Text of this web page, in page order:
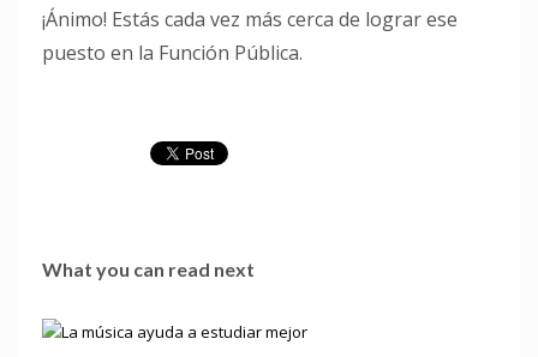
¡Ánimo! Estás cada vez más cerca de lograr ese
puesto en la Función Pública.
What you can read next